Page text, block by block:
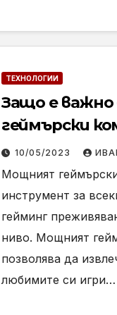
ТЕХНОЛОГИИ
Защо е
геймърски
10/05/2023
Мощният
инструмент за
гейминг
ниво. Мощният
позволява да
любимите си игри…